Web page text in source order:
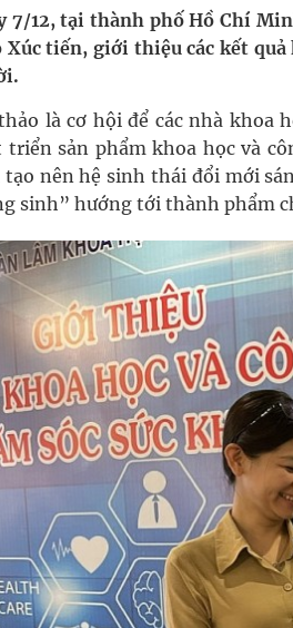
Chứng Dược Lý Và Cơ Chế Phân Tử
bản đồ mạng lưới cấp cứu ngoại viện
tế bạc" có thể trở thành động lực
nhanh tiến độ khám sức khỏe
những cách trị thâm body nách, bẹn,
7/12, tại thành phố Hồ Chí
Xúc tiến, giới thiệu các kết quả
là cơ hội để các nhà khoa
triển sản phẩm khoa học và
tạo nên hệ sinh thái đổi mới
sinh” hướng tới thành phẩm